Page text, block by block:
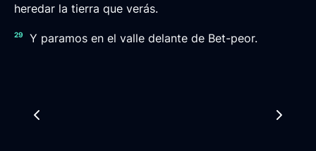
heredar la tierra que verás.
29 Y paramos en el valle delante de Bet-peor.